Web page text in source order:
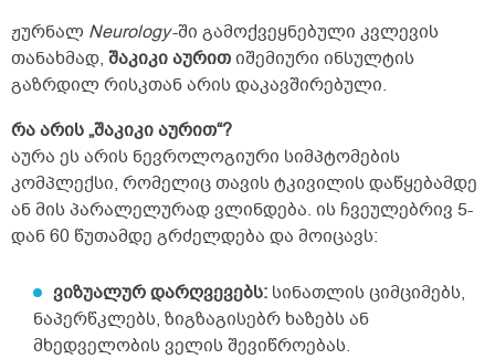
ჟურნალ Neurology-ში გამოქვეყნებული კვლევის
თანახმად, შაკიკი აურითიშემიური ინსულტის
გაზრდილ რისკთან არის დაკავშირებული.
რა არის „შაკიკი აურით“?
აურა ეს არის ნევროლოგიური სიმპტომების
კომპლექსი, რომელიც თავის ტკივილის დაწყებამდე
ან მის პარალელურად ვლინდება. ის ჩვეულებრივ 5-
დან 60 წუთამდე გრძელდება და მოიცავს:
ვიზუალურ დარღვევებს: სინათლის ციმციმებს,
ნაპერწკლებს, ზიგზაგისებრ ხაზებს ან
მხედველობის ველის შევიწროებას.